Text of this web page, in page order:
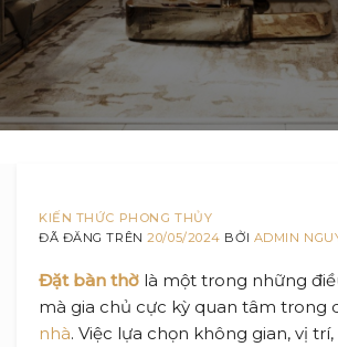
KIẾN THỨC PHONG THỦY
ĐÃ ĐĂNG TRÊN20/05/2024 BỞI ADMIN
Đặt bàn thờ là một trong những
mà gia chủ cực kỳ quan tâm trong
nhà. Việc lựa chọn không gian, vị